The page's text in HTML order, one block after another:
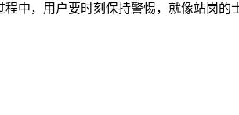
中，用户要时刻保持警惕，就像站岗